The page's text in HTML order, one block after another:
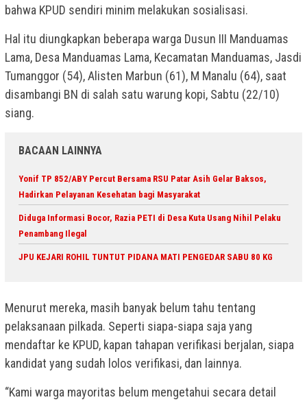
bahwa KPUD sendiri minim melakukan sosialisasi.
Hal itu diungkapkan beberapa warga Dusun III Manduamas
Lama, Desa Manduamas Lama, Kecamatan Manduamas, Jasdi
Tumanggor (54), Alisten Marbun (61), M Manalu (64), saat
disambangi BN di salah satu warung kopi, Sabtu (22/10)
siang.
BACAAN LAINNYA
Yonif TP 852/ABY Percut Bersama RSU Patar Asih Gelar Baksos,
Hadirkan Pelayanan Kesehatan bagi Masyarakat
Diduga Informasi Bocor, Razia PETI di Desa Kuta Usang Nihil Pelaku
Penambang Ilegal
JPU KEJARI ROHIL TUNTUT PIDANA MATI PENGEDAR SABU 80 KG
Menurut mereka, masih banyak belum tahu tentang
pelaksanaan pilkada. Seperti siapa-siapa saja yang
mendaftar ke KPUD, kapan tahapan verifikasi berjalan, siapa
kandidat yang sudah lolos verifikasi, dan lainnya.
“Kami warga mayoritas belum mengetahui secara detail